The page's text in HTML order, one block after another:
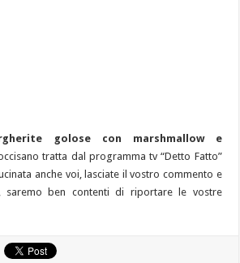
golose con marshmallow e
tratta dal programma tv “Detto Fatto”
anche voi, lasciate il vostro commento e
saremo ben contenti di riportare le vostre